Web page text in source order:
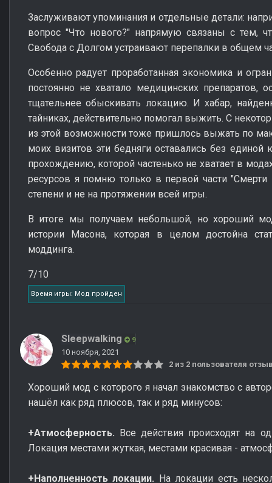
Заслуживают упоминания и отдельные детали:
вопрос "Что нового?" напрямую связаны с тем,
Свобода с Долгом устраивают перепалки в общем
Особенно радует проработанная экономика и
постоянно не хватало медицинских препаратов,
тщательнее обыскивать локацию. И хабар,
тайниках, действительно помогал выжить. С
из этой возможности тоже пришлось выжать по
моих визитов эти бедняги оставались без единой
прохождению, которой частенько не хватает в
ресурсов я помню только в первой части
степени и не на протяжении всей игры.
В итоге мы получаем небольшой, но хороший
истории Масона, которая в целом достойна
моддинга.
7/10
Время игры: Мод пройден
Sleepwalking 9
10 ноября, 2021
2 из 2 пользователя
Хороший мод с которого я начал знакомство с
нашёл как ряд плюсов, так и ряд минусов:
+Атмосферность.
Все действия происходят на
Локация местами жуткая, местами красивая -
+Наполненность локации. На локации есть